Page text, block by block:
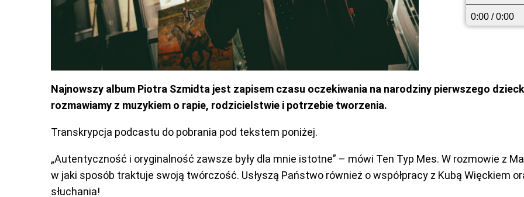
0:00 / 0:00
Najnowszy album Piotra Szmidta jest zapisem czasu oczekiwania na narodziny pierwszego
rozmawiamy z muzykiem o rapie, rodzicielstwie i potrzebie tworzenia.
Transkrypcja podcastu do pobrania pod tekstem poniżej.
„Autentyczność i oryginalność zawsze były dla mnie istotne” – mówi Ten Typ Mes. W rozmowie z
w jaki sposób traktuje swoją twórczość. Usłyszą Państwo również o współpracy z Kubą Więckiem
słuchania!